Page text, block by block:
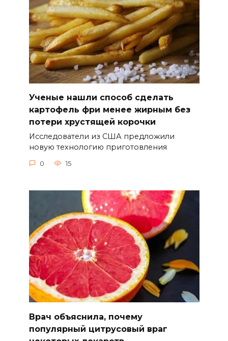
Ученые нашли способ сделать
картофель фри менее жирным без
потери хрустящей корочки
Исследователи из США предложили
новую технологию приготовления
0 15
Врач объяснила, почему
популярный цитрусовый враг